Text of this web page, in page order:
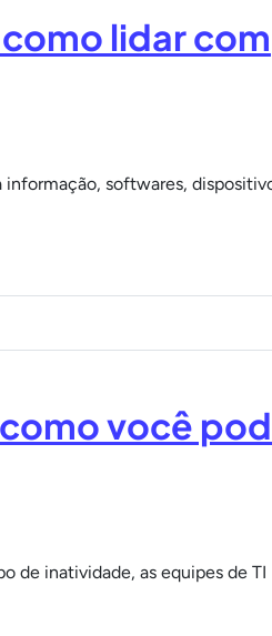
lidar com
informação, softwares,
você
de inatividade, as equipes de TI